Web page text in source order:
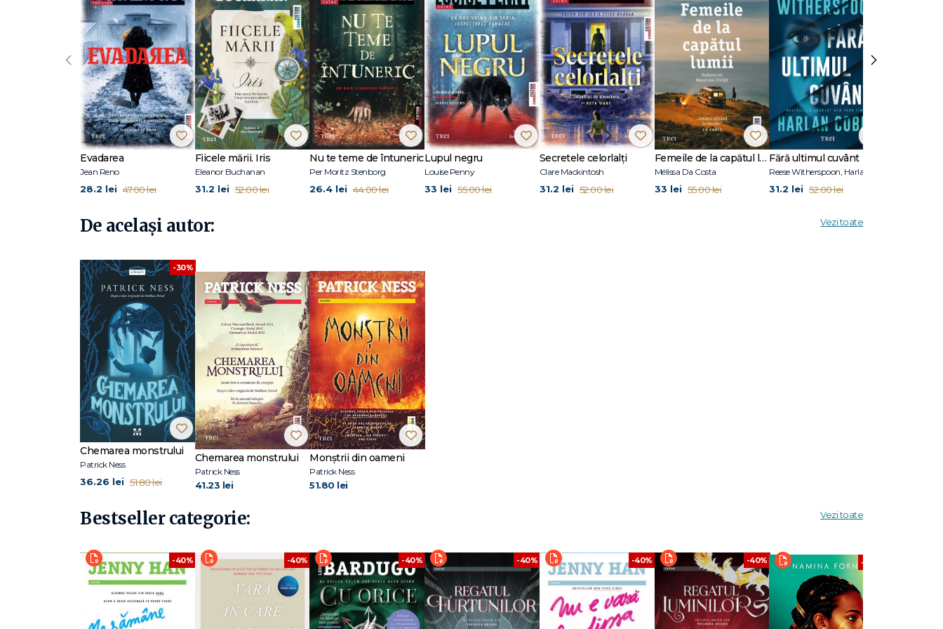
Telegraph
Patrick Ness s-a născut în 1971, într-o bază militară unde tatăl său era sergent instructor. A locuit în Hawaii până la 6 ani, apoi încă 10 ani în statul
Washington. A studiat literatura engleză la University of Southern California. În 1997, i-a apărut prima povestire în revista Genre și de atunci n-a
mai renunțat la scris. „Măcar 1 000 de cuvinte pe zi – orice s-ar întâmpla."
În 2008 a publicat Vocea pumnalului, prima carte pentru tineri care i-a adus faima inter-naţională, urmată de celelalte două părţi din trilogia
Pe tărâmul haosului și de romanele Chemarea monstrului (Editura Trei, 2015) și More Than This (2013). A scris și literatură pentru adulți: The
Crash of Hennington (2003), Topics About Which I Know Nothing (2005), The Crane Wife (2014).
Evadarea
Jean Reno
28.2 lei 47.00 lei
Fiicele mării. Iris
Eleanor Buchanan
31.2 lei 52.00 lei
Nu te teme de întuneric
Per Moritz Stenborg
26.4 lei 44.00 lei
Lupul negru
Louise Penny
33 lei 55.00 lei
Secretele celorlalți
Clare Mackintosh
31.2 lei 52.00 lei
Femeile de la capătul lumii
Mélissa Da Costa
33 lei 55.00 lei
Fără ultimul cuvânt
31.2 lei 52.00 lei
‹ ›
De același autor: Vezi toate
-30%
Chemarea monstrului
Patrick Ness
36.26 lei 51.80 lei
Chemarea monstrului
Patrick Ness
41.23 lei
Monștrii din oameni
Patrick Ness
51.80 lei
Bestseller categorie: Vezi toate
-40% -40% -40% -40% -40% -40% -40%